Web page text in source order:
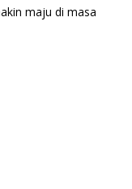
maju di masa